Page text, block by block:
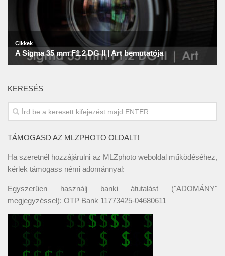
KERESÉS
TÁMOGASD AZ MLZPHOTO OLDALT!
Ha szeretnél hozzájárulni az MLZphoto weboldal működéséhez,
kérlek támogass némi adománnyal:
Egyszerűen használj banki átutalást ("ADOMÁNY"
megjegyzéssel): OTP Bank 11773425-04680611